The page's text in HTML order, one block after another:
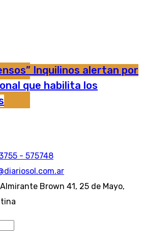
Inquilinos alertan por
que habilita los
- 575748
Almirante Brown 41, 25 de Mayo,